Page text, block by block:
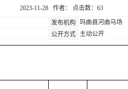
2023-11-28 作者： 点击数： 63
发布机构 玛曲县河曲马场
公开方式 主动公开